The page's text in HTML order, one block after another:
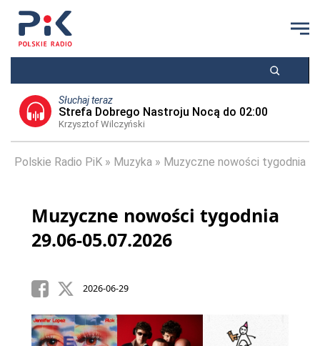
Słuchaj teraz
Strefa Dobrego Nastroju Nocą do 02:00
Krzysztof Wilczyński
Polskie Radio PiK Muzyka Muzyczne nowości tygodnia
Muzyczne nowości tygodnia
29.06-05.07.2026
2026-06-29